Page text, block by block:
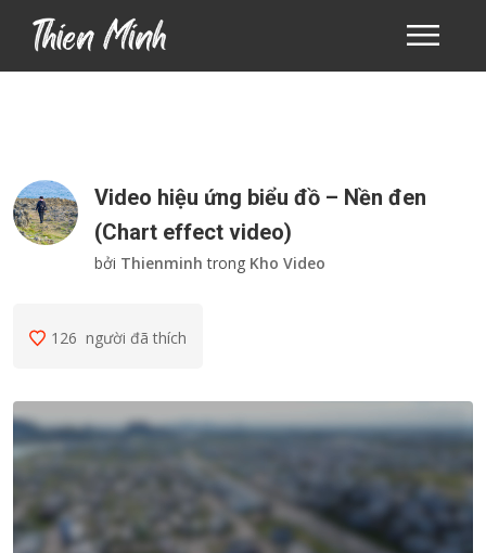
Video hiệu ứng biểu đồ – Nền đen
(Chart effect video)
bởi Thienminh trong Kho Video
126 người đã thích